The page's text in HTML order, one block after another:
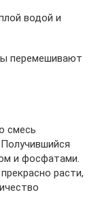
водой и
перемешивают
смесь
и фосфатами.
расти,